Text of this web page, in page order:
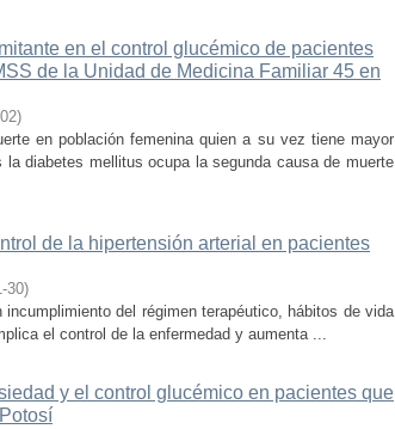
en el control glucémico de pacientes
de la Unidad de Medicina Familiar 45 en
)
en población femenina quien a su vez tiene mayor
diabetes mellitus ocupa la segunda causa de muerte
de la hipertensión arterial en pacientes
30)
del régimen terapéutico, hábitos de vida
el control de la enfermedad y aumenta ...
y el control glucémico en pacientes que